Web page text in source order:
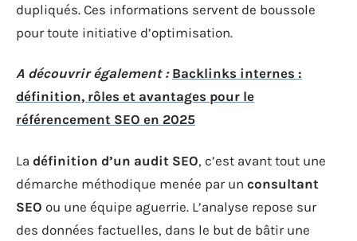
dupliqués. Ces informations servent de boussole
pour toute initiative d’optimisation.
A découvrir également : Backlinks internes :
définition, rôles et avantages pour le
référencement SEO en 2025
La définition d’un audit SEO, c’est avant tout une
démarche méthodique menée par un consultant
SEO ou une équipe aguerrie. L’analyse repose sur
des données factuelles, dans le but de bâtir une